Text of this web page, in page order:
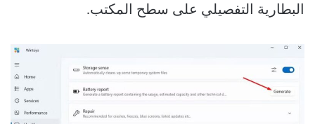
البطارية التفصيلي على سطح المكتب.